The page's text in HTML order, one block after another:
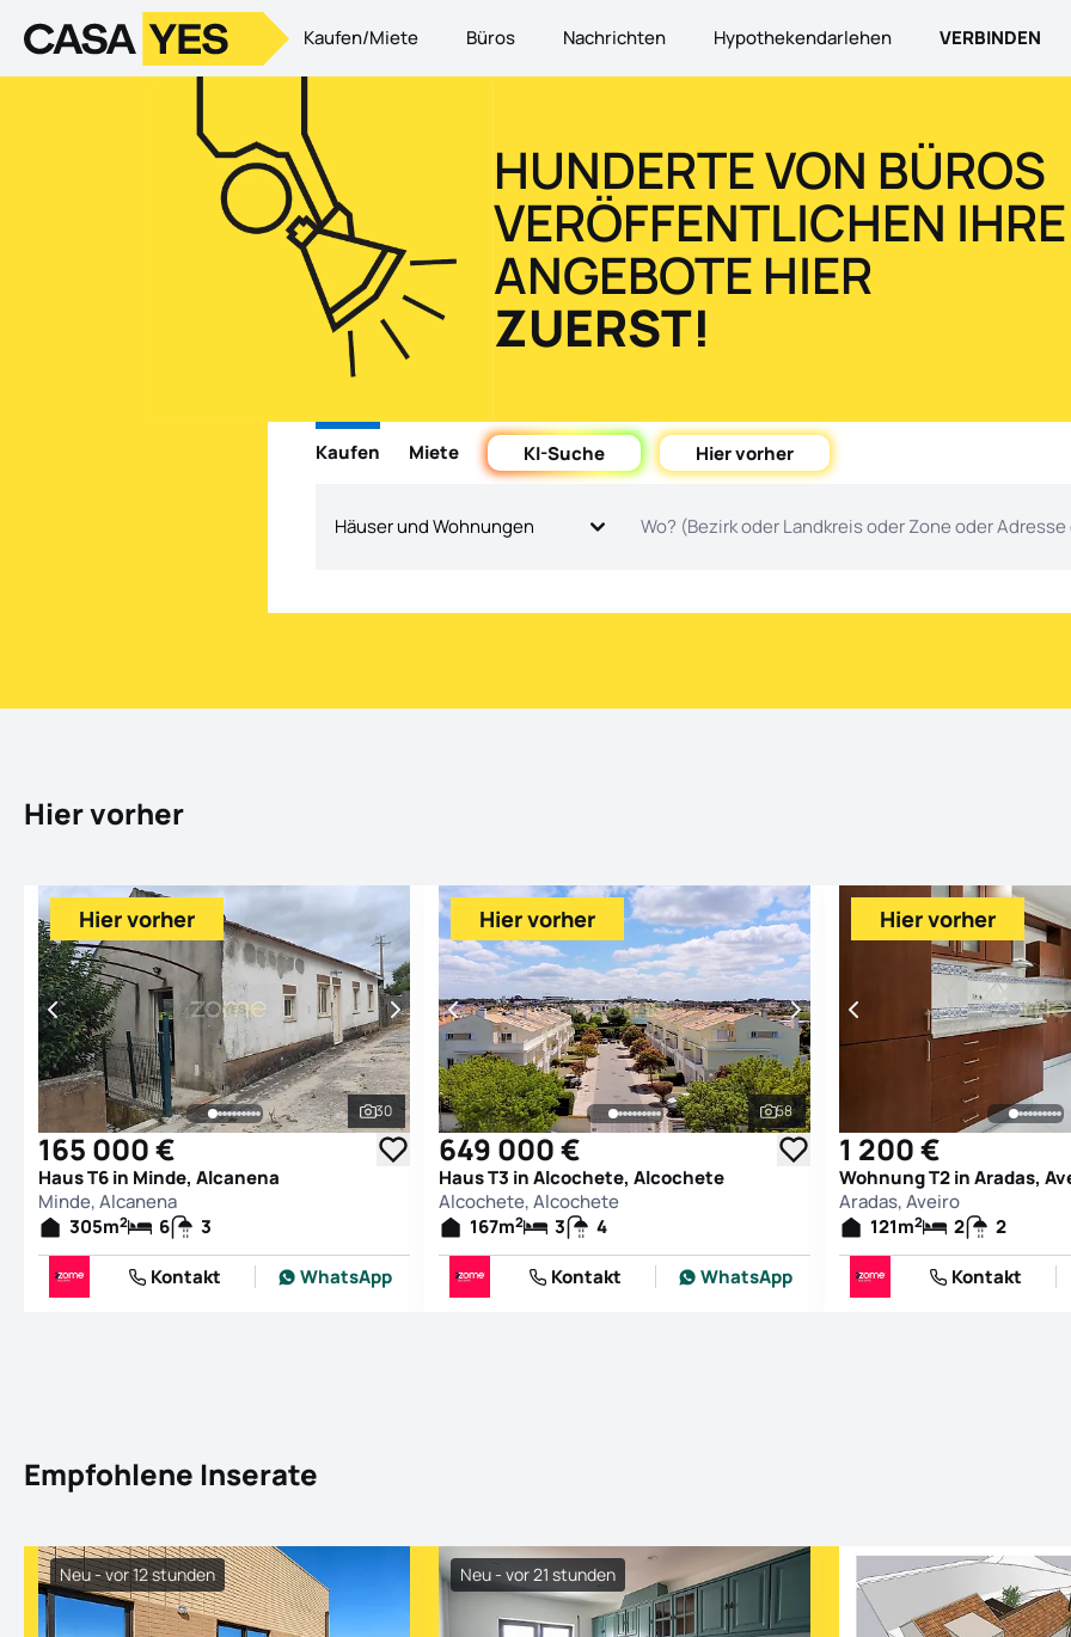
LogoZur Startseite Kaufen/Miete Büros Nachrichten Hypothekendarlehen VERBINDEN
HUNDERTE VON BÜROS
VERÖFFENTLICHEN IHRE
ANGEBOTE HIER
ZUERST!
Kaufen Miete KI-Suche Hier vorher
Häuser und Wohnungen
Hier vorher
Alle Fotos ansehen
30
Hier vorher
165 000 €
Haus T6 in Minde, Alcanena
Minde, Alcanena
305m2 6
3
Kontakt
WhatsApp
Alle Fotos ansehen
58
Hier vorher
649 000 €
Haus T3 in Alcochete, Alcochete
Alcochete, Alcochete
167m2 3
4
Kontakt
WhatsApp
Hier vorher
1 200 €
Wohnung T2 in Aradas,
Aradas, Aveiro
121m2 2
2
Kontakt
Empfohlene Inserate
Neu - vor 12 stunden Neu - vor 21 stunden